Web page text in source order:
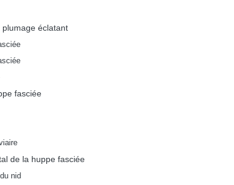
éclatant
fasciée
de la huppe fasciée
nid